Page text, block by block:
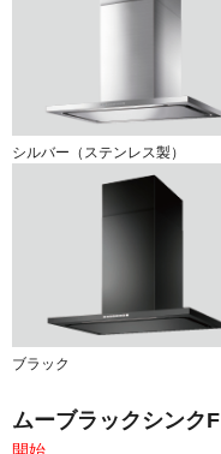
シルバー（ステンレス製）
ブラック
ムーブラックシンクF